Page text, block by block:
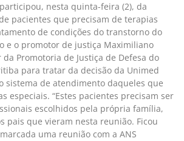
nesta quinta-feira (2), da
pacientes que precisam de terapias
de condições do transtorno do
e o promotor de justiça Maximiliano
Promotoria de Justiça de Defesa do
para tratar da decisão da Unimed
sistema de atendimento daqueles que
especiais. “Estes pacientes precisam ser
escolhidos pela própria família,
pais que vieram nesta reunião. Ficou
uma reunião com a ANS